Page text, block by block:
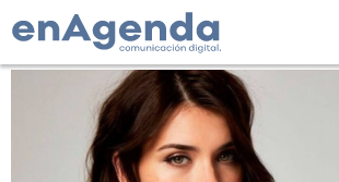
Tag: Hollywood